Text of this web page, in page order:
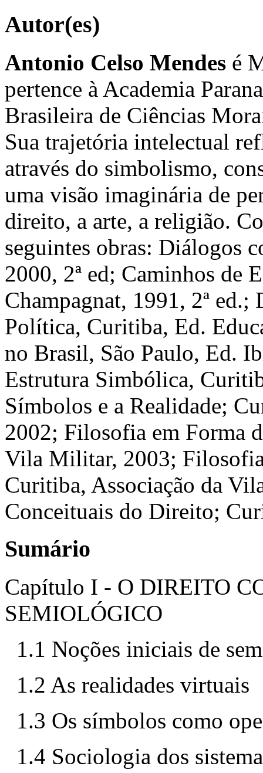
Autor(es)
Antonio Celso Mendes é
pertence à Academia
Brasileira de Ciências
Sua trajetória intelectual
através do simbolismo,
uma visão imaginária de
direito, a arte, a religião.
seguintes obras: Diálogos
2000, 2ª ed; Caminhos de
Champagnat, 1991, 2ª
Política, Curitiba, Ed.
no Brasil, São Paulo, Ed.
Estrutura Simbólica,
Símbolos e a Realidade;
2002; Filosofia em Forma
Vila Militar, 2003;
Curitiba, Associação da
Conceituais do Direito;
Sumário
Capítulo I - O DIREITO
SEMIOLÓGICO
1.1 Noções iniciais de
1.2 As realidades virtuais
1.3 Os símbolos como
1.4 Sociologia dos